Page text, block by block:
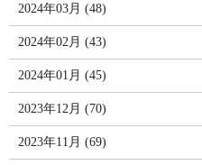
2024年03月 (48)
2024年02月 (43)
2024年01月 (45)
2023年12月 (70)
2023年11月 (69)